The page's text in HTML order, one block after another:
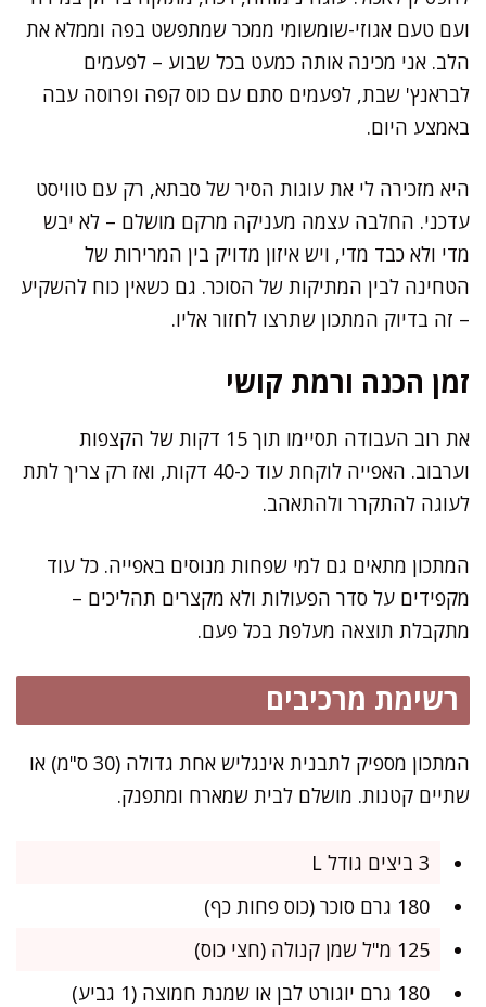
ועם טעם אגוזי-שומשומי ממכר שמתפשט בפה וממלא את
הלב. אני מכינה אותה כמעט בכל שבוע – לפעמים
לבראנץ' שבת, לפעמים סתם עם כוס קפה ופרוסה עבה
באמצע היום.
היא מזכירה לי את עוגות הסיר של סבתא, רק עם טוויסט
עדכני. החלבה עצמה מעניקה מרקם מושלם – לא יבש
מדי ולא כבד מדי, ויש איזון מדויק בין המרירות של
הטחינה לבין המתיקות של הסוכר. גם כשאין כוח להשקיע
– זה בדיוק המתכון שתרצו לחזור אליו.
זמן הכנה ורמת קושי
את רוב העבודה תסיימו תוך 15 דקות של הקצפות
וערבוב. האפייה לוקחת עוד כ-40 דקות, ואז רק צריך לתת
לעוגה להתקרר ולהתאהב.
המתכון מתאים גם למי שפחות מנוסים באפייה. כל עוד
מקפידים על סדר הפעולות ולא מקצרים תהליכים –
מתקבלת תוצאה מעלפת בכל פעם.
רשימת מרכיבים
המתכון מספיק לתבנית אינגליש אחת גדולה (30 ס"מ) או
שתיים קטנות. מושלם לבית שמארח ומתפנק.
3 ביצים גודל L
180 גרם סוכר (כוס פחות כף)
125 מ"ל שמן קנולה (חצי כוס)
180 גרם יוגורט לבן או שמנת חמוצה (1 גביע)